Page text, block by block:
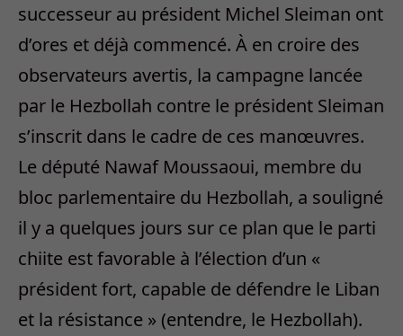
successeur au président Michel Sleiman ont
d’ores et déjà commencé. À en croire des
observateurs avertis, la campagne lancée
par le Hezbollah contre le président Sleiman
s’inscrit dans le cadre de ces manœuvres.
Le député Nawaf Moussaoui, membre du
bloc parlementaire du Hezbollah, a souligné
il y a quelques jours sur ce plan que le parti
chiite est favorable à l’élection d’un «
président fort, capable de défendre le Liban
et la résistance » (entendre, le Hezbollah).